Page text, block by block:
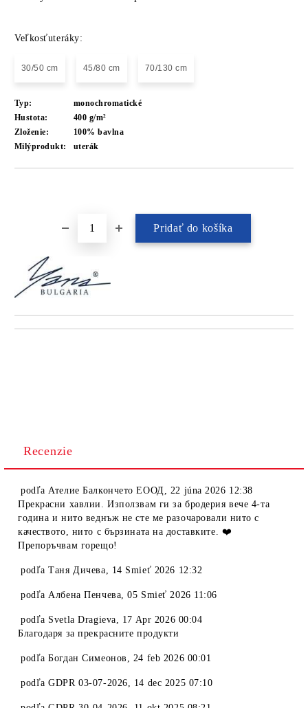
Veľkosťuteráky:
30/50 cm 45/80 cm 70/130 cm
Typ:
monochromatické
Hustota:
400 g/m²
Zloženie:
100% bavlna
Milýprodukt:
uterák
Recenzie
podľaАтелие Балкончето ЕООД , 22 júna 2026 12:38
Прекрасни хавлии. Използвам ги за бродерия вече 4-та
година и нито веднъж не сте ме разочаровали нито с
качеството, нито с бързината на доставките. ❤️
Препоръчвам горещо!
podľaТаня Дичева, 14 Smieť 2026 12:32
podľaАлбена Пенчева,05 Smieť 2026 11:06
podľa Svetla Dragieva, 17 Apr 2026 00:04
Благодаря за прекрасните продукти
podľaБогдан Симеонов , 24 feb 2026 00:01
podľaGDPR 03-07-2026, 14 dec 2025 07:10